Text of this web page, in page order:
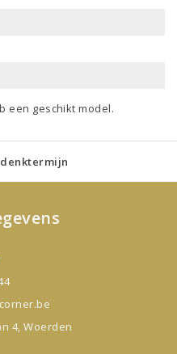
een geschikt model.
4, Woerden